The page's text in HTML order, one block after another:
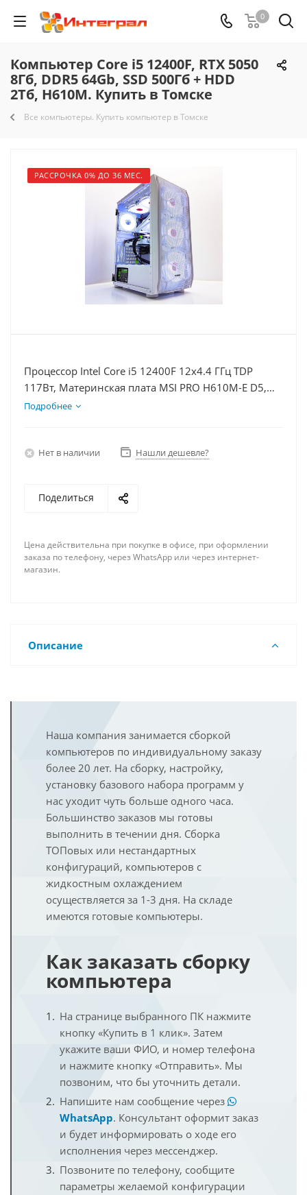
0
Компьютер Core i5 12400F, RTX 5050
8Гб, DDR5 64Gb, SSD 500Гб + HDD
2Тб, H610M. Купить в Томске
Все компьютеры. Купить компьютер в Томске
РАССРОЧКА 0% ДО 36 МЕС.
Процессор Intel Core i5 12400F 12x4.4 ГГц TDP
117Вт, Материнская плата MSI PRO H610M-E D5,
Видеокарта RTX 5050 8Гб, Память DDR5 64Gb,
Подробнее
Нет в наличии Нашли дешевле?
Поделиться
Цена действительна при покупке в офисе, при оформлении
заказа по телефону, через WhatsApp или через интернет-
магазин.
Описание
Наша компания занимается сборкой
компьютеров по индивидуальному заказу
более 20 лет. На сборку, настройку,
установку базового набора программ у
нас уходит чуть больше одного часа.
Большинство заказов мы готовы
выполнить в течении дня. Сборка
ТОПовых или нестандартных
конфигураций, компьютеров с
жидкостным охлаждением
осуществляется за 1-3 дня. На складе
имеются готовые компьютеры.
Как заказать сборку
компьютера
На странице выбранного ПК нажмите
кнопку «Купить в 1 клик». Затем
укажите ваши ФИО, и номер телефона
и нажмите кнопку «Отправить». Мы
позвоним, что бы уточнить детали.
Напишите нам сообщение через
WhatsApp. Консультант оформит заказ
и будет информировать о ходе его
исполнения через мессенджер.
Позвоните по телефону, сообщите
параметры желаемой конфигурации